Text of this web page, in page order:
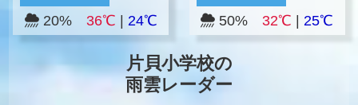
20% 36℃ 24℃ 50%32℃ |25℃
片貝小学校の
雨雲レーダー